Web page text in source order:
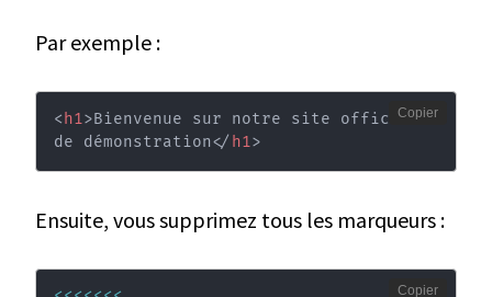
Par exemple :
< h1>Bienvenue sur notre site officiel
de démonstration</ h1>
Copier
Ensuite, vous supprimez tous les marqueurs :
Copier